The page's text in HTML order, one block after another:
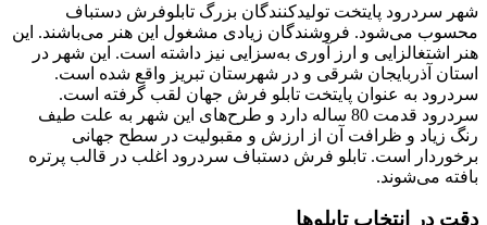
شهر سردرود پایتخت تولیدکنندگان بزرگ تابلوفرش دستباف
محسوب می‌شود. فروشندگان زیادی مشغول این هنر می‌باشند. این
هنر اشتغالزایی و ارز آوری به‌سزایی نیز داشته است. این شهر در
استان آذربایجان شرقی و در شهرستان تبریز واقع شده است.
سردرود به عنوان پایتخت تابلو فرش جهان لقب گرفته است.
سردرود قدمت 80 ساله دارد و طرح‌های این شهر به علت طیف
رنگ زیاد و ظرافت آن از ارزش و مقبولیت در سطح جهانی
برخوردار است. تابلو فرش دستباف سردرود اغلب در قالب پرتره
بافته می‌شوند.
دقت در انتخاب تابلوها